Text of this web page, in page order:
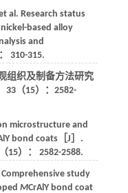
al. Research status
based alloy
and
310-315.
组织及制备方法研究
33（15）：2582-
microstructure and
bond coats［J］.
15）： 2582-2588.
study
MCrAlY bond coat